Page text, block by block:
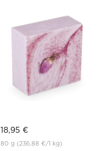
18,95 €
80 g (236,88 €/1 kg)